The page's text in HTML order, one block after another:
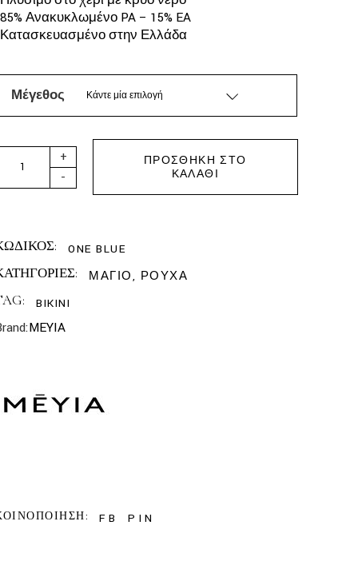
Ανακυκλωμένο PA – 15% EA
στην Ελλάδα
Μέγεθος Κάντε μία επιλογή
- ONE BIKINI BLUE quantity
-
+
ΠΡΟΣΘΉΚΗ ΣΤΟ
ΚΑΛΆΘΙ
ONE BLUE
ΜΑΓΙΟ, ΡΟΥΧΑ
BIKINI
MEYIA
FB PIN